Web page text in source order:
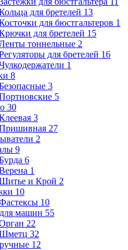
для бретелей 13
для бюстгальтеров 1
для бретелей 15
тоннельные 2
для бретелей 16
1
8
3
5
30
3
27
2
9
6
1
и Крой 2
10
10
машин 55
22
32
12